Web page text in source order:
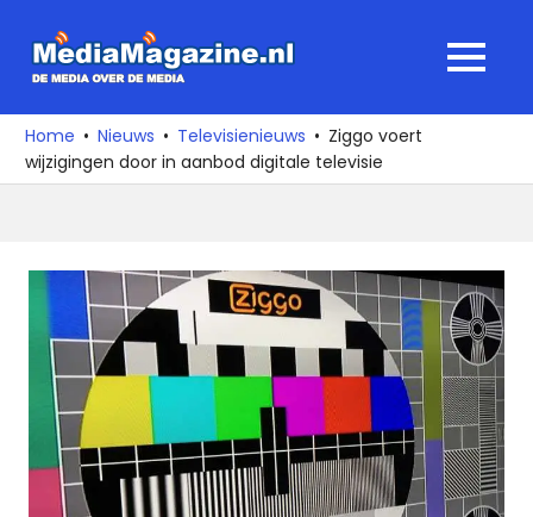
naar
media
over
de
MENU
Home Nieuws Televisienieuws
Ziggo voert
wijzigingen door in aanbod digitale televisie